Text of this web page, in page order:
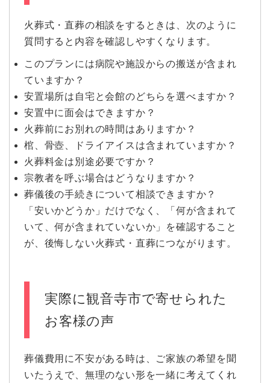
火葬式・直葬の相談をするときは、次のように
質問すると内容を確認しやすくなります。
このプランには病院や施設からの搬送が含まれ
ていますか？
安置場所は自宅と会館のどちらを選べますか？
安置中に面会はできますか？
火葬前にお別れの時間はありますか？
棺、骨壺、ドライアイスは含まれていますか？
火葬料金は別途必要ですか？
宗教者を呼ぶ場合はどうなりますか？
葬儀後の手続きについて相談できますか？
「安いかどうか」だけでなく、「何が含まれて
いて、何が含まれていないか」を確認すること
が、後悔しない火葬式・直葬につながります。
実際に観音寺市で寄せられた
お客様の声
葬儀費用に不安がある時は、ご家族の希望を聞
いたうえで、無理のない形を一緒に考えてくれ